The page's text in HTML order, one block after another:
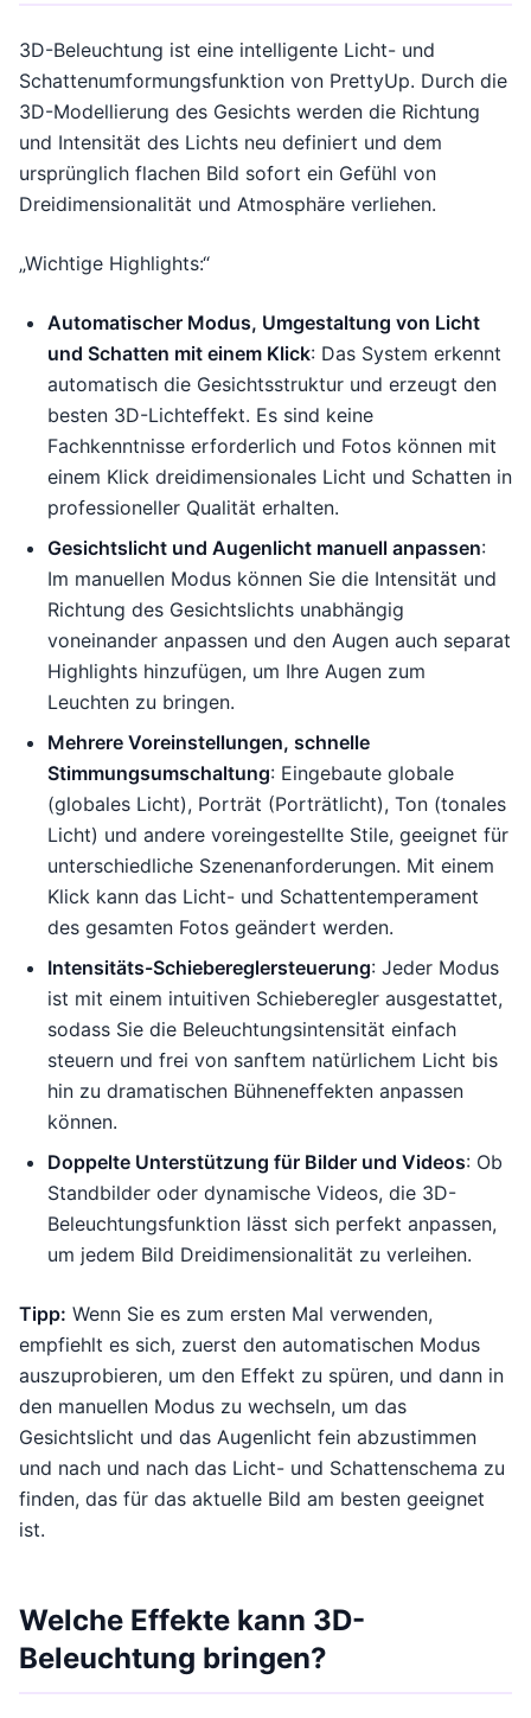
3D-Beleuchtung ist eine intelligente Licht- und
Schattenumformungsfunktion von PrettyUp. Durch die
3D-Modellierung des Gesichts werden die Richtung
und Intensität des Lichts neu definiert und dem
ursprünglich flachen Bild sofort ein Gefühl von
Dreidimensionalität und Atmosphäre verliehen.
„Wichtige Highlights:“
Automatischer Modus, Umgestaltung von Licht
und Schatten mit einem Klick: Das System erkennt
automatisch die Gesichtsstruktur und erzeugt den
besten 3D-Lichteffekt. Es sind keine
Fachkenntnisse erforderlich und Fotos können mit
einem Klick dreidimensionales Licht und Schatten in
professioneller Qualität erhalten.
Gesichtslicht und Augenlicht manuell anpassen:
Im manuellen Modus können Sie die Intensität und
Richtung des Gesichtslichts unabhängig
voneinander anpassen und den Augen auch separat
Highlights hinzufügen, um Ihre Augen zum
Leuchten zu bringen.
Mehrere Voreinstellungen, schnelle
Stimmungsumschaltung: Eingebaute globale
(globales Licht), Porträt (Porträtlicht), Ton (tonales
Licht) und andere voreingestellte Stile, geeignet für
unterschiedliche Szenenanforderungen. Mit einem
Klick kann das Licht- und Schattentemperament
des gesamten Fotos geändert werden.
Intensitäts-Schiebereglersteuerung: Jeder Modus
ist mit einem intuitiven Schieberegler ausgestattet,
sodass Sie die Beleuchtungsintensität einfach
steuern und frei von sanftem natürlichem Licht bis
hin zu dramatischen Bühneneffekten anpassen
können.
Doppelte Unterstützung für Bilder und Videos: Ob
Standbilder oder dynamische Videos, die 3D-
Beleuchtungsfunktion lässt sich perfekt anpassen,
um jedem Bild Dreidimensionalität zu verleihen.
Tipp: Wenn Sie es zum ersten Mal verwenden,
empfiehlt es sich, zuerst den automatischen Modus
auszuprobieren, um den Effekt zu spüren, und dann in
den manuellen Modus zu wechseln, um das
Gesichtslicht und das Augenlicht fein abzustimmen
und nach und nach das Licht- und Schattenschema zu
finden, das für das aktuelle Bild am besten geeignet
ist.
Welche Effekte kann 3D-
Beleuchtung bringen?